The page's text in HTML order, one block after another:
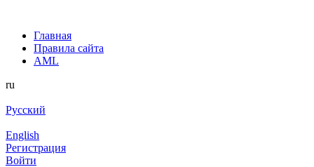
Главная
Правила сайта
AML
ru
Русский
English
Регистрация
Войти